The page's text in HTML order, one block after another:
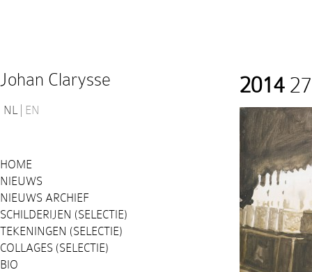
Johan Clarysse
NL EN
HOME
NIEUWS
NIEUWS ARCHIEF
SCHILDERIJEN (SELECTIE)
TEKENINGEN (SELECTIE)
COLLAGES (SELECTIE)
BIO
2014